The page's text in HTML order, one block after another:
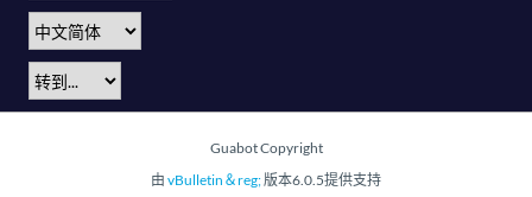
Guabot Copyright
由 vBulletin＆reg;版本6.0.5提供支持